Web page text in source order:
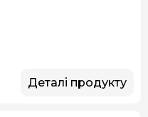
Деталі продукту